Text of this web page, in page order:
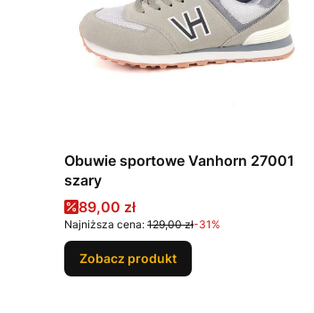
Obuwie sportowe Vanhorn 27001
szary
Cena promocyjna
89,00 zł
Najniższa cena: 129,00 zł-31%
Zobacz produkt